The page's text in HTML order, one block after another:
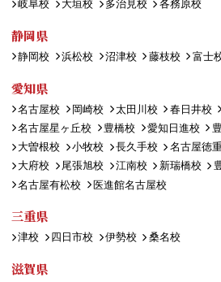
岐阜校 大垣校 多治見校 各務原校
静岡県
静岡校 浜松校 沼津校 藤枝校 富士
愛知県
名古屋校 岡崎校 太田川校 春日井校
名古屋星ヶ丘校
豊橋校 愛知日進校
大曽根校
小牧校 長久手校 名古屋徳
大府校
尾張旭校 江南校 新瑞橋校
名古屋有松校
医進館名古屋校
三重県
津校 四日市校 伊勢校 桑名校
滋賀県